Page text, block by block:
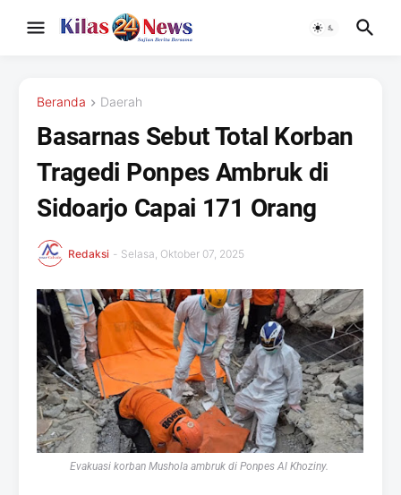
Beranda Daerah
Basarnas Sebut Total Korban
Tragedi Ponpes Ambruk di
Sidoarjo Capai 171 Orang
Redaksi - Selasa, Oktober 07, 2025
Evakuasi korban Mushola ambruk di Ponpes Al Khoziny.